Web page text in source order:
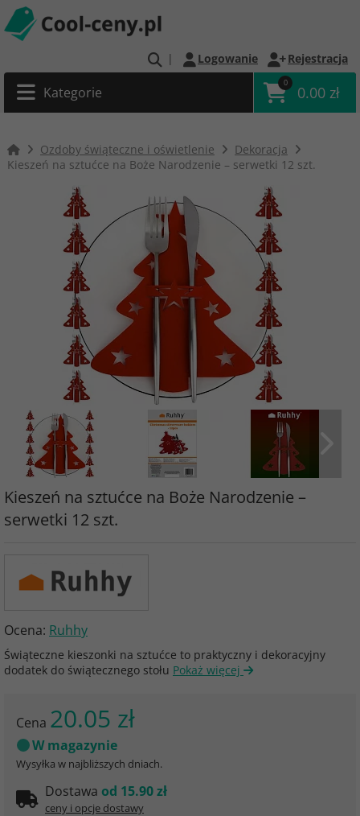
| Logowanie Rejestracja
Kategorie
0
0.00 zł
Ozdoby świąteczne i oświetlenie
Dekoracja
Kieszeń na sztućce na Boże Narodzenie – serwetki 12 szt.
Kieszeń na sztućce na Boże Narodzenie –
serwetki 12 szt.
Ocena: Ruhhy
Świąteczne kieszonki na sztućce to praktyczny i dekoracyjny
dodatek do świątecznego stołu Pokaż więcej
Cena 20.05 zł
W magazynie
Wysyłka w najbliższych dniach.
Dostawa od 15.90 zł
ceny i opcje dostawy